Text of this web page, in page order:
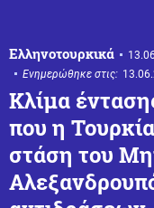
Ελληνοτουρκικά
Ενημερώθηκε στις:
Κλίμα
που η
στάση του